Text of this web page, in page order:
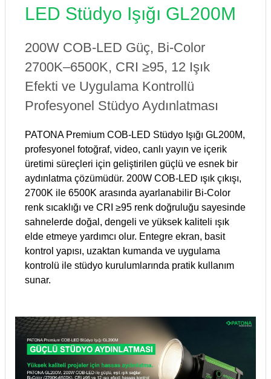
LED Stüdyo Işığı GL200M
200W COB-LED Güç, Bi-Color
2700K–6500K, CRI ≥95, 12 Işık
Efekti ve Uygulama Kontrollü
Profesyonel Stüdyo Aydınlatması
PATONA Premium COB-LED Stüdyo Işığı GL200M,
profesyonel fotoğraf, video, canlı yayın ve içerik
üretimi süreçleri için geliştirilen güçlü ve esnek bir
aydınlatma çözümüdür. 200W COB-LED ışık çıkışı,
2700K ile 6500K arasında ayarlanabilir Bi-Color
renk sıcaklığı ve CRI ≥95 renk doğruluğu sayesinde
sahnelerde doğal, dengeli ve yüksek kaliteli ışık
elde etmeye yardımcı olur. Entegre ekran, basit
kontrol yapısı, uzaktan kumanda ve uygulama
kontrolü ile stüdyo kurulumlarında pratik kullanım
sunar.